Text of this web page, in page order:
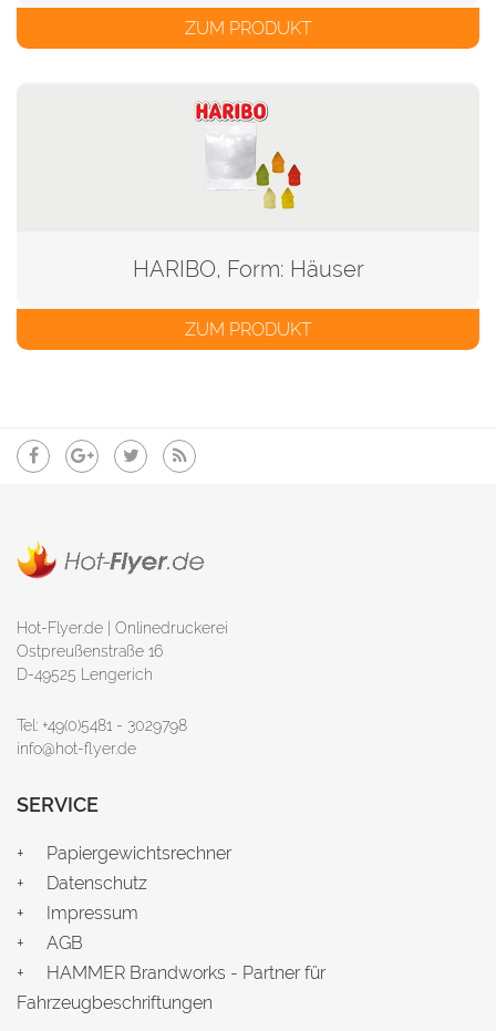
ZUM PRODUKT
HARIBO, Form: Häuser
ZUM PRODUKT
Hot-Flyer.de | Onlinedruckerei
Ostpreußenstraße 16
D-49525 Lengerich
Tel: +49(0)5481 - 3029798
info@hot-flyer.de
SERVICE
Papiergewichtsrechner
Datenschutz
Impressum
AGB
HAMMER Brandworks - Partner für
Fahrzeugbeschriftungen